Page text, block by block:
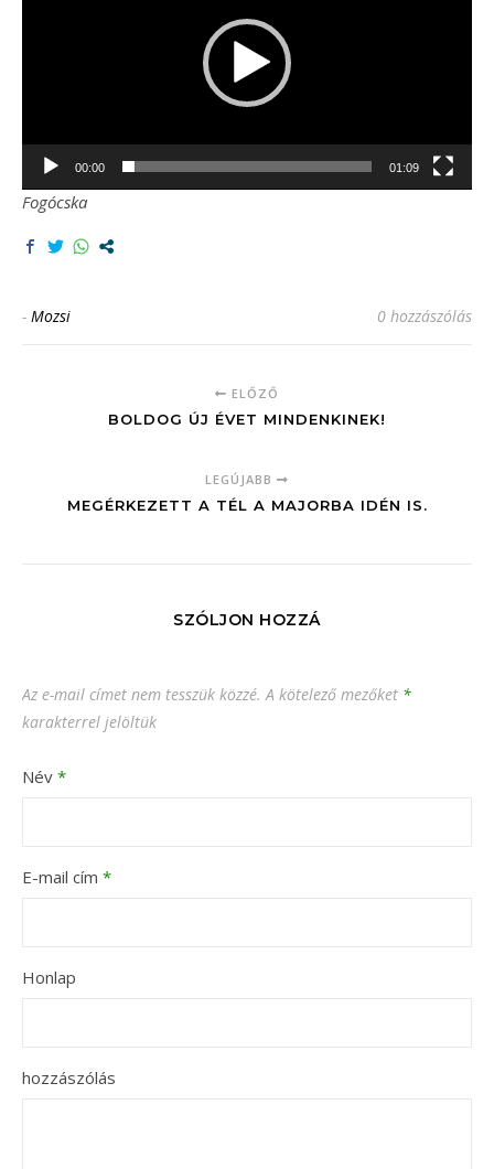
00:00 01:09
Fogócska
- Mozsi 0 hozzászólás
ELŐZŐ
BOLDOG ÚJ ÉVET MINDENKINEK!
LEGÚJABB
MEGÉRKEZETT A TÉL A MAJORBA IDÉN IS.
SZÓLJON HOZZÁ
Az e-mail címet nem tesszük közzé. A kötelező mezőket *
karakterrel jelöltük
Név *
E-mail cím *
Honlap
hozzászólás